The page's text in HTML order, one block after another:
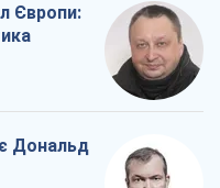
Європи:
Дональд